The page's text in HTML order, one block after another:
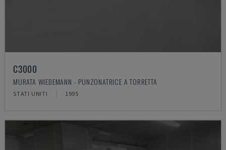
C3000
MURATA WIEDEMANN - PUNZONATRICE A TORRETTA
STATI UNITI 1995